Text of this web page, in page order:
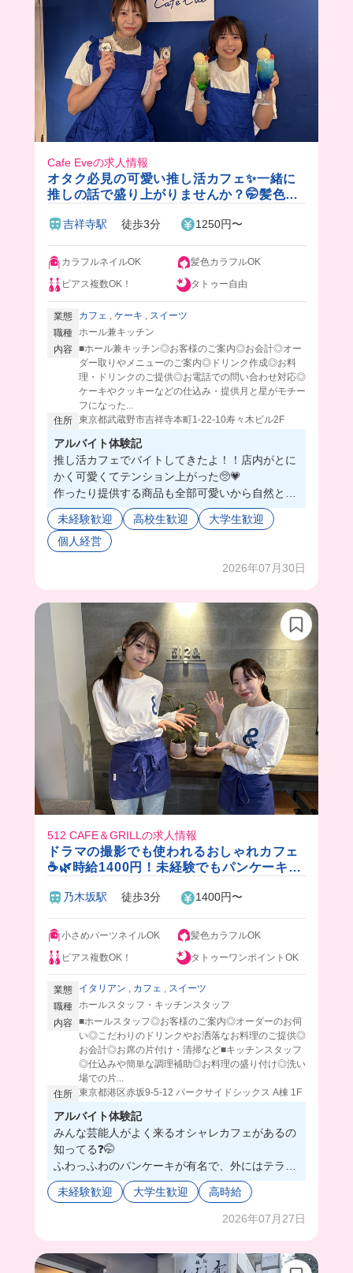
Cafe Eveの求人情報
オタク必見の可愛い推し活カフェ✨一緒に
推しの話で盛り上がりませんか？🤭髪色自
吉祥寺駅 徒歩3分 1250円〜
カラフルネイルOK
髪色カラフルOK
ピアス複数OK！
タトゥー自由
業態 カフェ ケーキ
スイーツ
職種
ホール兼キッチン
内容 ■ホール兼キッチン◎お客様のご案内◎お会計◎オー
ダー取りやメニューのご案内◎ドリンク作成◎お料
理・ドリンクのご提供◎お電話での問い合わせ対応◎
ケーキやクッキーなどの仕込み・提供月と星がモチー
フになった...
住所 東京都武蔵野市吉祥寺本町1-22-10寿々木ビル2F
アルバイト体験記
推し活カフェでバイトしてきたよ！！店内がとに
かく可愛くてテンション上がった🥺💗
作ったり提供する商品も全部可愛いから自然と笑
顔になって接客できそう🥰
しかもスタッフさんと店長さんがとってもいい人
たちで、一から丁寧に教えてくれるから未経験で
推し活カフェとしても人気だから、自分と推しが
未経験歓迎 高校生歓迎
大学生歓迎
個人経営
2026年07月30日
512 CAFE＆GRILLの求人情報
ドラマの撮影でも使われるおしゃれカフェ
☕️🌿時給1400円！未経験でもパンケーキ作
乃木坂駅 徒歩3分 1400円〜
小さめパーツネイルOK
髪色カラフルOK
ピアス複数OK！
タトゥーワンポイントOK
業態 イタリアン , カフェ , スイーツ
職種 ホールスタッフ・キッチンスタッフ
内容 ■ホールスタッフ◎お客様のご案内◎オーダーのお伺
い◎こだわりのドリンクやお洒落なお料理のご提供◎
お会計◎お席の片付け・清掃など■キッチンスタッフ
◎仕込みや簡単な調理補助◎お料理の盛り付け◎洗い
場での片...
住所 東京都港区赤坂9-5-12 パークサイドシックス A棟 1F
アルバイト体験記
みんな芸能人がよく来るオシャレカフェがあるの
知ってる❓🤭
ふわっふわのパンケーキが有名で、外にはテラス
もあって雰囲気が最高なの🥹
バ先がこんな素敵なお店だったら、モチベ上がり
初めてのお仕事でも超丁寧に教えてくれるから、
未経験歓迎 大学生歓迎 高時給
2026年07月27日